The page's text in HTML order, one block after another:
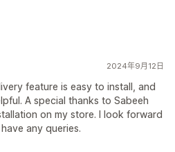
2024年9月12日
feature is easy to install, and
A special thanks to Sabeeh
on my store. I look forward
any queries.